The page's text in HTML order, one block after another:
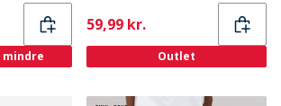
mindre
Current
59,99 kr.
Outlet